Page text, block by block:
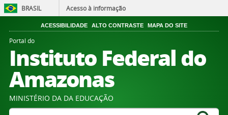
BRASIL Acesso à informação
ACESSIBILIDADE ALTO CONTRASTE MAPA DO SITE
Portal do
Instituto Federal do
Amazonas
MINISTÉRIO DA DA EDUCAÇÃO
Search Site